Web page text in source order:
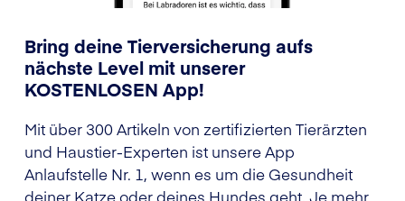
Bring deine Tierversicherung aufs
nächste Level mit unserer
KOSTENLOSEN App!
Mit über 300 Artikeln von zertifizierten Tierärzten
und Haustier-Experten ist unsere App
Anlaufstelle Nr. 1, wenn es um die Gesundheit
deiner Katze oder deines Hundes geht. Je mehr